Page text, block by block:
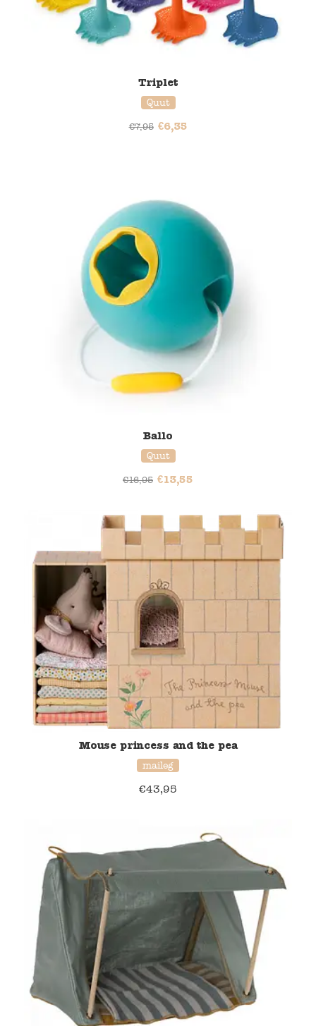
Triplet
Quut
€7,95 €6,35
Ballo
Quut
€16,95 €13,55
Mouse princess and the pea
maileg
€43,95